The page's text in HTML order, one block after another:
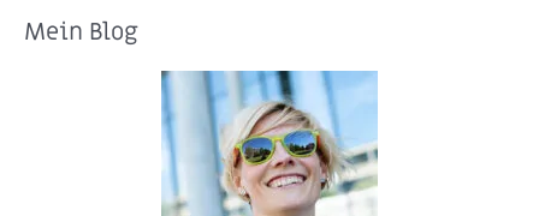
h
Mein Blog